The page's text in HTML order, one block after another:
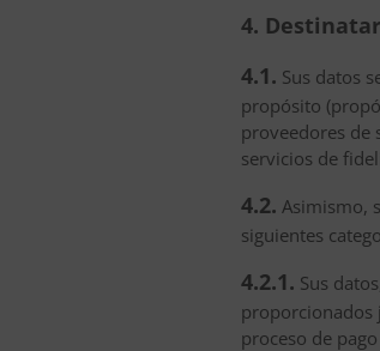
4.
4.1. Sus datos
propósito
proveedores de
servicios de
4.2. Asimismo,
siguientes
4.2.1. Sus
proporcionados
proceso de